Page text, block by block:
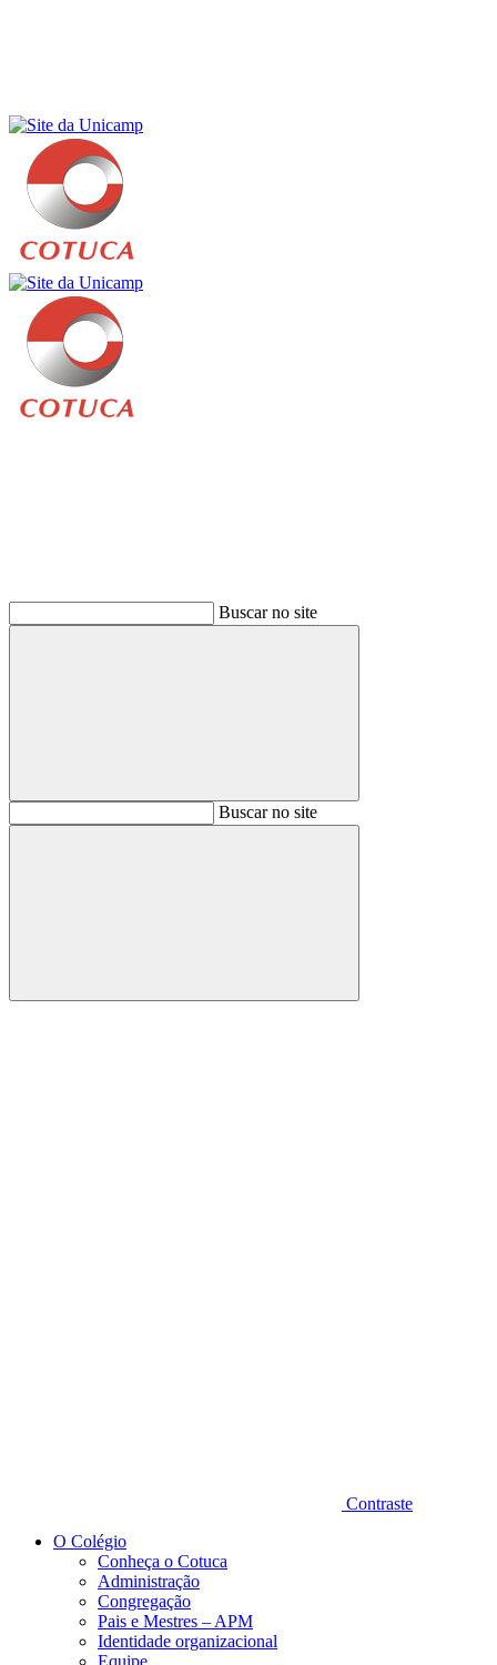
Buscar no site
BuscarBuscar no site
Buscar
Contraste
O Colégio
Conheça o Cotuca
Administração
Congregação
Pais e Mestres – APM
Identidade organizacional
Equipe